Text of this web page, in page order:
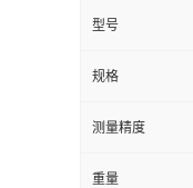
型号
规格
测量精度
重量